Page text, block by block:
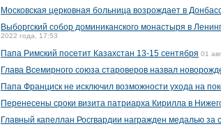
Московская церковная больница возрождает в
Выборгский собор доминиканского монастыря в
2022 года, 17:53
Папа Римский посетит Казахстан 13-15 сентября 01
Глава Всемирного союза староверов назвал
Папа Франциск не исключил возможности ухода на
Перенесены сроки визита патриарха Кирилла в
Главный капеллан Росгвардии награжден медалью за